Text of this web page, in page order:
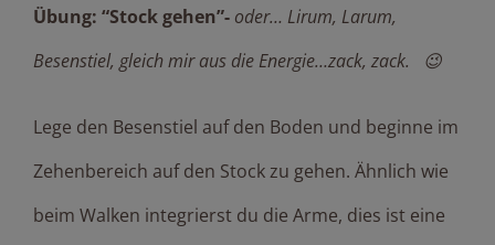
Übung: “Stock gehen”- oder… Lirum, Larum,
Besenstiel, gleich mir aus die Energie…zack, zack. 😉
Lege den Besenstiel auf den Boden und beginne im
Zehenbereich auf den Stock zu gehen. Ähnlich wie
beim Walken integrierst du die Arme, dies ist eine